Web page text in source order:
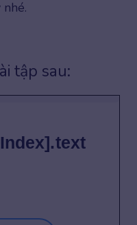
tập sau: